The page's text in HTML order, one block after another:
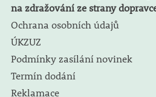
na zdražování ze strany
Ochrana osobních údajů
ÚKZUZ
Podmínky zasílání novinek
Termín dodání
Reklamace